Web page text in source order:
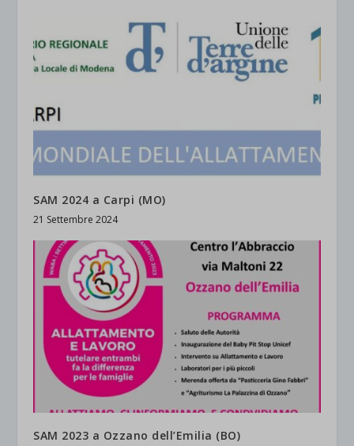
SAM 2024 a Carpi (MO)
21 Settembre 2024
SAM 2023 a Ozzano dell’Emilia (BO)